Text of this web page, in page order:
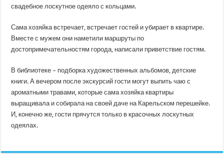
свадебное лоскутное одеяло с кольцами.
Сама хозяйка встречает, встречает гостей и убирает в квартире.
Вместе с мужем они наметили маршруты по
достопримечательностям города, написали приветствие гостям.
В библиотеке – подборка художественных альбомов, детские
книги. А вечером после экскурсий гости могут выпить чаю с
ароматными травами, которые сама хозяйка квартиры
выращивала и собирала на своей даче на Карельском перешейке.
И, конечно же, гости прячутся только в красочных лоскутных
одеялах.